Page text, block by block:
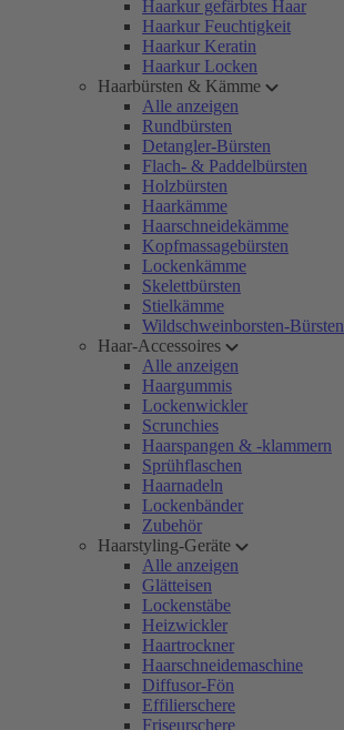
Haarkur gefärbtes Haar
Haarkur Feuchtigkeit
Haarkur Keratin
Haarkur Locken
Haarbürsten & Kämme
Alle anzeigen
Rundbürsten
Detangler-Bürsten
Flach- & Paddelbürsten
Holzbürsten
Haarkämme
Haarschneidekämme
Kopfmassagebürsten
Lockenkämme
Skelettbürsten
Stielkämme
Wildschweinborsten-Bürsten
Haar-Accessoires
Alle anzeigen
Haargummis
Lockenwickler
Scrunchies
Haarspangen & -klammern
Sprühflaschen
Haarnadeln
Lockenbänder
Zubehör
Haarstyling-Geräte
Alle anzeigen
Glätteisen
Lockenstäbe
Heizwickler
Haartrockner
Haarschneidemaschine
Diffusor-Fön
Effilierschere
Friseurschere